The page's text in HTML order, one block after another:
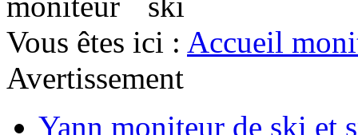
Vous êtes ici : Accueil
Avertissement
Yann moniteur de ski et